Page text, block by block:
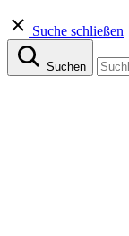
Suche schließen
Suchen